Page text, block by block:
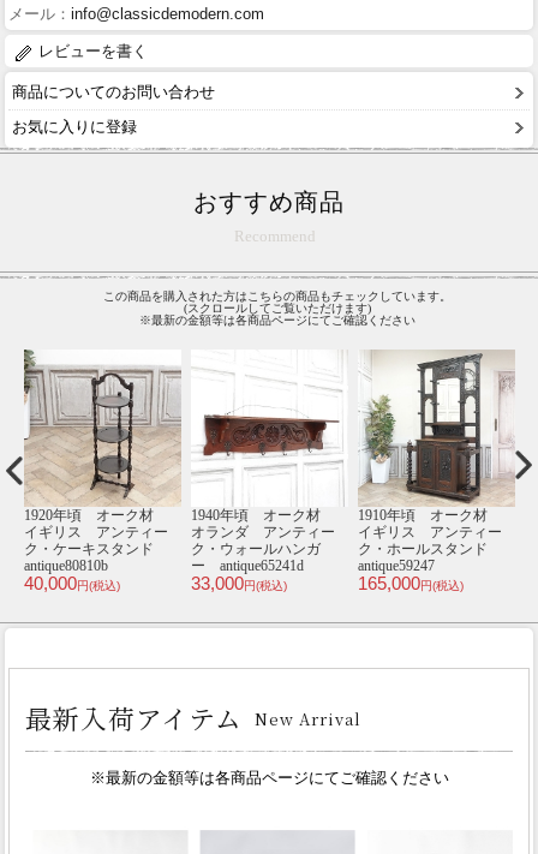
メール： info@classicdemodern.com
レビューを書く
商品についてのお問い合わせ
お気に入りに登録
おすすめ商品
Recommend
この商品を購入された方はこちらの商品もチェックしています。
(スクロールしてご覧いただけます)
※最新の金額等は各商品ページにてご確認ください
1920年頃 オーク材
イギリス アンティー
ク・ケーキスタンド
antique80810b
40,000円(税込)
1940年頃 オーク材
オランダ アンティー
ク・ウォールハンガ
ー antique65241d
33,000円(税込)
1910年頃 オーク材
イギリス アンティー
ク・ホールスタンド
antique59247
165,000円(税込)